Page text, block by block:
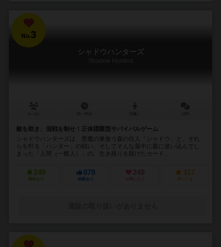
No.3
シャドウハンターズ
Shadow Hunters
敵を欺き、混戦を制せ！正体隠匿型サバイバルゲーム
シャドウハンターズは、悪魔の巣食う森の住人「シャドウ」と、それ
らを狩る「ハンター」の戦い、そしてそんな最中に森に迷い込んでし
まった「人間（一般人）」の、生き残りを賭けたカード...
249
興味あり
878
経験あり
249
お気に入り
317
持ってる